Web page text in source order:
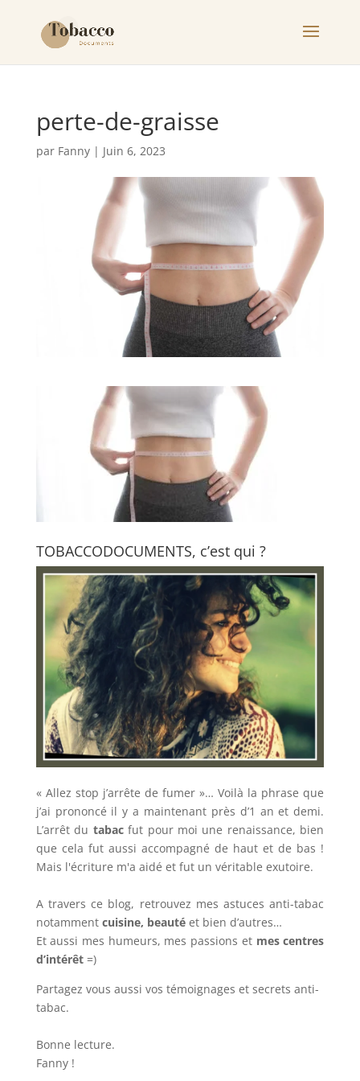
perte-de-graisse
par Fanny| Juin 6, 2023
TOBACCODOCUMENTS, c’est qui ?
« Allez stop j’arrête de fumer »… Voilà la phrase que
j’ai prononcé il y a maintenant près d’1 an et demi.
L’arrêt du tabacfut pour moi une renaissance, bien
que cela fut aussi accompagné de haut et de bas !
Mais l'écriture m'a aidé et fut un véritable exutoire.
A travers ce blog, retrouvez mes astuces anti-tabac
notamment cuisine, beautéet bien d’autres…
Et aussi mes humeurs, mes passions et mes centres
d’intérêt=)
Partagez vous aussi vos témoignages et secrets anti-
tabac.
Bonne lecture.
Fanny !